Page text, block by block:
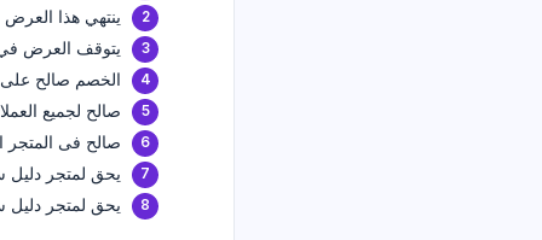
ينتهي هذا
يتوقف العرض في
الخصم صالح
صالح لجميع
صالح فى المتجر
يحق لمتجر دليل
يحق لمتجر دليل